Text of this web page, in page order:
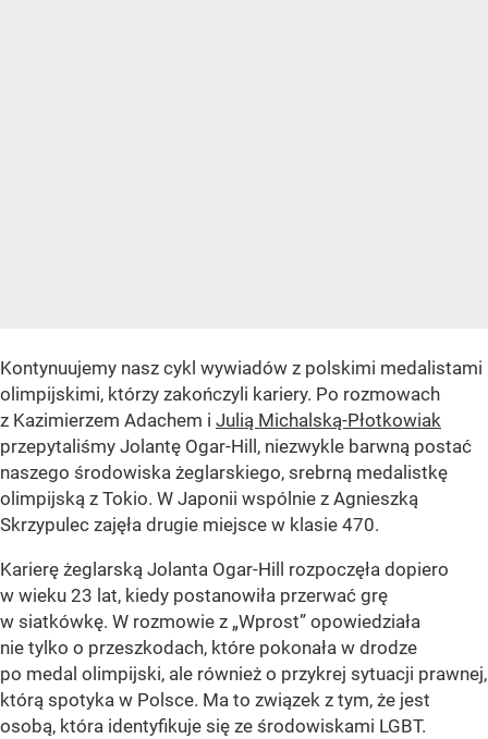
Kontynuujemy nasz cykl wywiadów z polskimi medalistami
olimpijskimi, którzy zakończyli kariery. Po rozmowach
z Kazimierzem Adachem i Julią Michalską-Płotkowiak
przepytaliśmy Jolantę Ogar-Hill, niezwykle barwną postać
naszego środowiska żeglarskiego, srebrną medalistkę
olimpijską z Tokio. W Japonii wspólnie z Agnieszką
Skrzypulec zajęła drugie miejsce w klasie 470.
Karierę żeglarską Jolanta Ogar-Hill rozpoczęła dopiero
w wieku 23 lat, kiedy postanowiła przerwać grę
w siatkówkę. W rozmowie z „Wprost” opowiedziała
nie tylko o przeszkodach, które pokonała w drodze
po medal olimpijski, ale również o przykrej sytuacji prawnej,
którą spotyka w Polsce. Ma to związek z tym, że jest
osobą, która identyfikuje się ze środowiskami LGBT.